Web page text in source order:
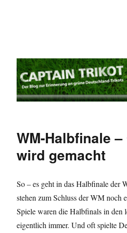
WM-Halbfinale
wird gemacht
So – es geht in das Halbfinale der
stehen zum Schluss der WM noch
Spiele waren die Halbfinals in den
eigentlich immer. Und oft spielte